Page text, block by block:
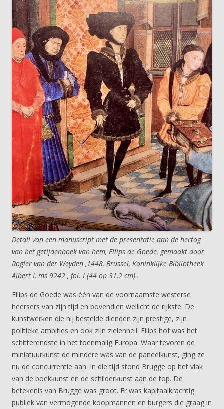
Detail van een manuscript met de presentatie aan de hertog
van het getijdenboek van hem, Filips de Goede, gemaakt door
Rogier van der Weyden ,1448, Brussel, Koninklijke Bibliotheek
Albert I, ms 9242 , fol. I (44 op 31,2 cm) .
Filips de Goede was één van de voornaamste westerse
heersers van zijn tijd en bovendien wellicht de rijkste. De
kunstwerken die hij bestelde dienden zijn prestige, zijn
politieke ambities en ook zijn zielenheil. Filips hof was het
schitterendste in het toenmalig Europa. Waar tevoren de
miniatuurkunst de mindere was van de paneelkunst, ging ze
nu de concurrentie aan. In die tijd stond Brugge op het vlak
van de boekkunst en de schilderkunst aan de top. De
betekenis van Brugge was groot. Er was kapitaalkrachtig
publiek van vermogende koopmannen en burgers die graag in